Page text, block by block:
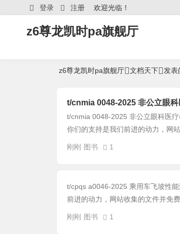
欢迎光临！
登录 注册
z6尊龙凯时pa旗舰厅
z6尊龙凯时pa旗舰厅 文档天下 发表
文档天下
t/cnmia 0048-2025 非公立眼
t/cnmia 0048-2025 非公立眼科医
你们的支持是我们前进的动力，网
刚刚 图书 1
t/cpqs a0046-2025 乘用车飞坡性
前进的动力，网站收集的文件并免
刚刚 图书 1